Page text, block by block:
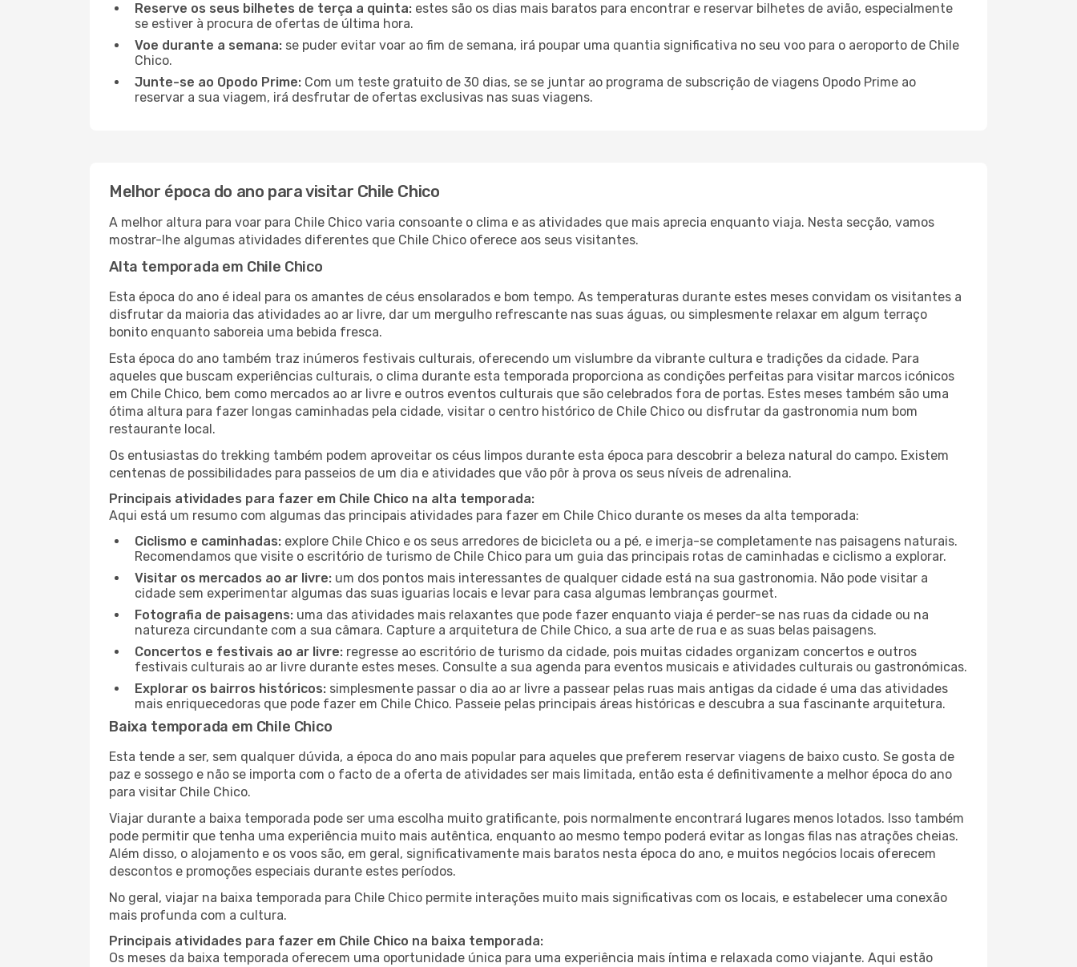
Reserve os seus bilhetes de terça a quinta: estes são os dias mais baratos para encontrar e reservar bilhetes de avião, especialmente
se estiver à procura de ofertas de última hora.
Voe durante a semana: se puder evitar voar ao fim de semana, irá poupar uma quantia significativa no seu voo para o aeroporto de Chile
Chico.
Junte-se ao Opodo Prime: Com um teste gratuito de 30 dias, se se juntar ao programa de subscrição de viagens Opodo Prime ao
reservar a sua viagem, irá desfrutar de ofertas exclusivas nas suas viagens.
Melhor época do ano para visitar Chile Chico
A melhor altura para voar para Chile Chico varia consoante o clima e as atividades que mais aprecia enquanto viaja. Nesta secção, vamos
mostrar-lhe algumas atividades diferentes que Chile Chico oferece aos seus visitantes.
Alta temporada em Chile Chico
Esta época do ano é ideal para os amantes de céus ensolarados e bom tempo. As temperaturas durante estes meses convidam os visitantes a
disfrutar da maioria das atividades ao ar livre, dar um mergulho refrescante nas suas águas, ou simplesmente relaxar em algum terraço
bonito enquanto saboreia uma bebida fresca.
Esta época do ano também traz inúmeros festivais culturais, oferecendo um vislumbre da vibrante cultura e tradições da cidade. Para
aqueles que buscam experiências culturais, o clima durante esta temporada proporciona as condições perfeitas para visitar marcos icónicos
em Chile Chico, bem como mercados ao ar livre e outros eventos culturais que são celebrados fora de portas. Estes meses também são uma
ótima altura para fazer longas caminhadas pela cidade, visitar o centro histórico de Chile Chico ou disfrutar da gastronomia num bom
restaurante local.
Os entusiastas do trekking também podem aproveitar os céus limpos durante esta época para descobrir a beleza natural do campo. Existem
centenas de possibilidades para passeios de um dia e atividades que vão pôr à prova os seus níveis de adrenalina.
Principais atividades para fazer em Chile Chico na alta temporada:
Aqui está um resumo com algumas das principais atividades para fazer em Chile Chico durante os meses da alta temporada:
Ciclismo e caminhadas: explore Chile Chico e os seus arredores de bicicleta ou a pé, e imerja-se completamente nas paisagens naturais.
Recomendamos que visite o escritório de turismo de Chile Chico para um guia das principais rotas de caminhadas e ciclismo a explorar.
Visitar os mercados ao ar livre: um dos pontos mais interessantes de qualquer cidade está na sua gastronomia. Não pode visitar a
cidade sem experimentar algumas das suas iguarias locais e levar para casa algumas lembranças gourmet.
Fotografia de paisagens: uma das atividades mais relaxantes que pode fazer enquanto viaja é perder-se nas ruas da cidade ou na
natureza circundante com a sua câmara. Capture a arquitetura de Chile Chico, a sua arte de rua e as suas belas paisagens.
Concertos e festivais ao ar livre: regresse ao escritório de turismo da cidade, pois muitas cidades organizam concertos e outros
festivais culturais ao ar livre durante estes meses. Consulte a sua agenda para eventos musicais e atividades culturais ou gastronómicas.
Explorar os bairros históricos: simplesmente passar o dia ao ar livre a passear pelas ruas mais antigas da cidade é uma das atividades
mais enriquecedoras que pode fazer em Chile Chico. Passeie pelas principais áreas históricas e descubra a sua fascinante arquitetura.
Baixa temporada em Chile Chico
Esta tende a ser, sem qualquer dúvida, a época do ano mais popular para aqueles que preferem reservar viagens de baixo custo. Se gosta de
paz e sossego e não se importa com o facto de a oferta de atividades ser mais limitada, então esta é definitivamente a melhor época do ano
para visitar Chile Chico.
Viajar durante a baixa temporada pode ser uma escolha muito gratificante, pois normalmente encontrará lugares menos lotados. Isso também
pode permitir que tenha uma experiência muito mais autêntica, enquanto ao mesmo tempo poderá evitar as longas filas nas atrações cheias.
Além disso, o alojamento e os voos são, em geral, significativamente mais baratos nesta época do ano, e muitos negócios locais oferecem
descontos e promoções especiais durante estes períodos.
No geral, viajar na baixa temporada para Chile Chico permite interações muito mais significativas com os locais, e estabelecer uma conexão
mais profunda com a cultura.
Principais atividades para fazer em Chile Chico na baixa temporada:
Os meses da baixa temporada oferecem uma oportunidade única para uma experiência mais íntima e relaxada como viajante. Aqui estão